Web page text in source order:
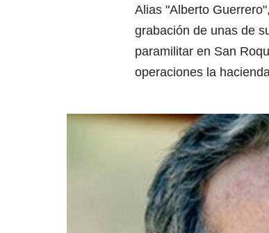
Alias "Alberto
grabación de unas de
paramilitar en San
operaciones la